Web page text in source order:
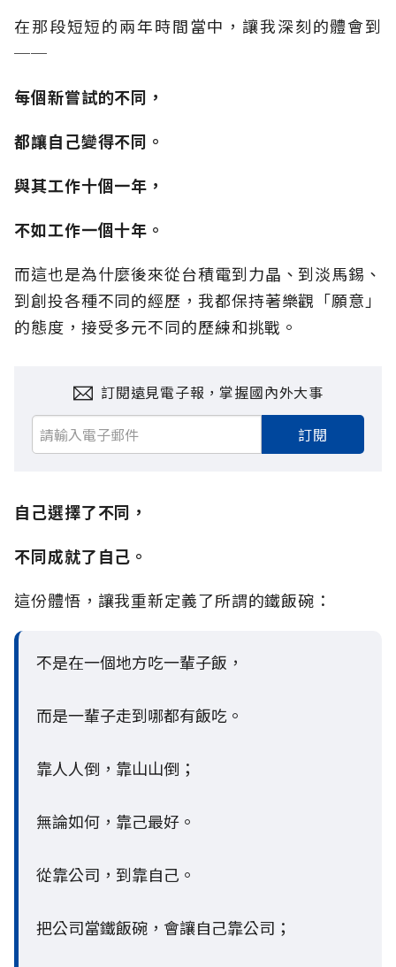
在那段短短的兩年時間當中，讓我深刻的體會到
──
每個新嘗試的不同，
都讓自己變得不同。
與其工作十個一年，
不如工作一個十年。
而這也是為什麼後來從台積電到力晶、到淡馬錫、
到創投各種不同的經歷，我都保持著樂觀「願意」
的態度，接受多元不同的歷練和挑戰。
訂閱遠見電子報，掌握國內外大事
訂閱
自己選擇了不同，
不同成就了自己。
這份體悟，讓我重新定義了所謂的鐵飯碗：
不是在一個地方吃一輩子飯，
而是一輩子走到哪都有飯吃。
靠人人倒，靠山山倒；
無論如何，靠己最好。
從靠公司，到靠自己。
把公司當鐵飯碗，會讓自己靠公司；